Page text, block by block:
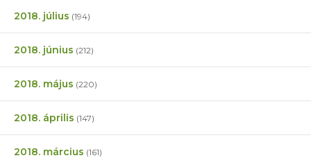
2018. július (194)
2018. június (212)
2018. május (220)
2018. április (147)
2018. március (161)